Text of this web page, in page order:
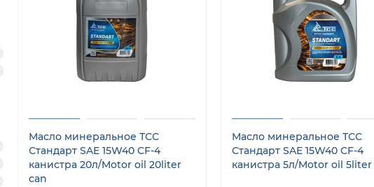
Масло минеральное ТСС
Стандарт SAE 15W40 CF-4
канистра 20л/Motor oil 20liter
can
Масло минеральное ТСС
Стандарт SAE 15W40 CF-4
канистра 5л/Motor oil 5liter